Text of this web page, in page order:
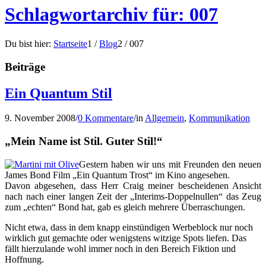
Schlagwortarchiv für: 007
Du bist hier: Startseite1 / Blog2 / 007
Beiträge
Ein Quantum Stil
9. November 2008/0 Kommentare/inAllgemein, Kommunikation
„Mein Name ist Stil. Guter Stil!“
Gestern haben wir uns mit Freunden den neuen
James Bond Film „Ein Quantum Trost“ im Kino angesehen.
Davon abgesehen, dass Herr Craig meiner bescheidenen Ansicht
nach nach einer langen Zeit der „Interims-Doppelnullen“ das Zeug
zum „echten“ Bond hat, gab es gleich mehrere Überraschungen.
Nicht etwa, dass in dem knapp einstündigen Werbeblock nur noch
wirklich gut gemachte oder wenigstens witzige Spots liefen. Das
fällt hierzulande wohl immer noch in den Bereich Fiktion und
Hoffnung.